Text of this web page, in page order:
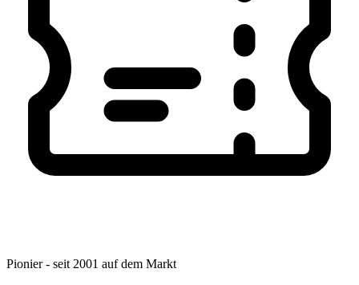
Pionier - seit 2001 auf dem Markt